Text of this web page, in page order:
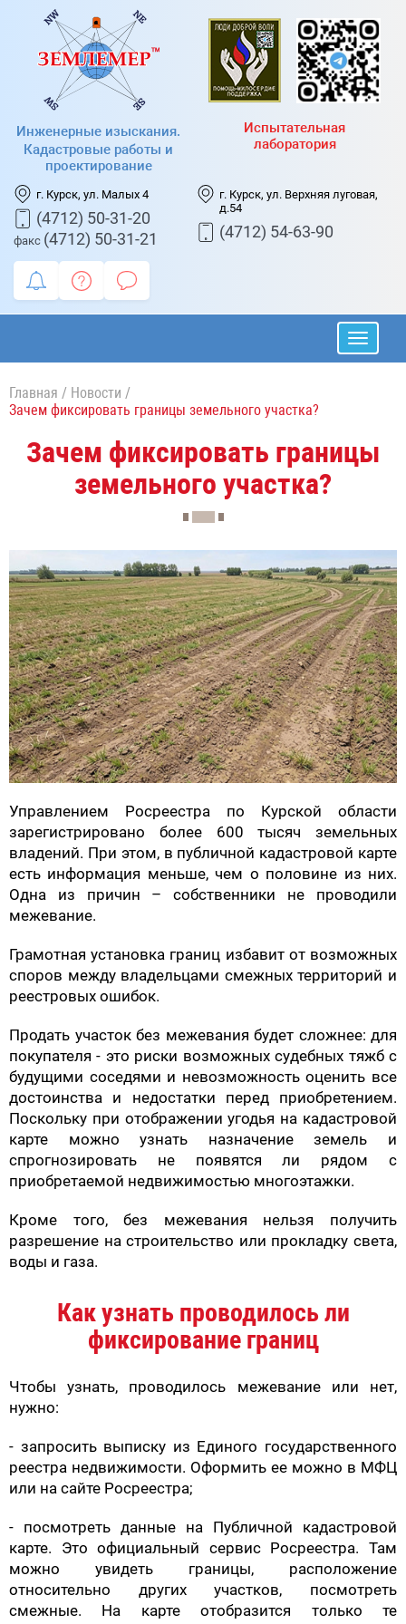
Инженерные изыскания.
Кадастровые работы и
проектирование
г. Курск, ул. Малых 4
(4712) 50-31-20
факс (4712) 50-31-21
Испытательная
лаборатория
г. Курск, ул. Верхняя луговая,
д.54
(4712) 54-63-90
Главная / Новости /
Зачем фиксировать границы земельного участка?
Зачем фиксировать границы
земельного участка?
Управлением Росреестра по Курской области
зарегистрировано более 600 тысяч земельных
владений. При этом, в публичной кадастровой карте
есть информация меньше, чем о половине из них.
Одна из причин – собственники не проводили
межевание.
Грамотная установка границ избавит от возможных
споров между владельцами смежных территорий и
реестровых ошибок.
Продать участок без межевания будет сложнее: для
покупателя - это риски возможных судебных тяжб с
будущими соседями и невозможность оценить все
достоинства и недостатки перед приобретением.
Поскольку при отображении угодья на кадастровой
карте можно узнать назначение земель и
спрогнозировать не появятся ли рядом с
приобретаемой недвижимостью многоэтажки.
Кроме того, без межевания нельзя получить
разрешение на строительство или прокладку света,
воды и газа.
Как узнать проводилось ли
фиксирование границ
Чтобы узнать, проводилось межевание или нет,
нужно:
- запросить выписку из Единого государственного
реестра недвижимости. Оформить ее можно в МФЦ
или на сайте Росреестра;
- посмотреть данные на Публичной кадастровой
карте. Это официальный сервис Росреестра. Там
можно увидеть границы, расположение
относительно других участков, посмотреть
смежные. На карте отобразится только те